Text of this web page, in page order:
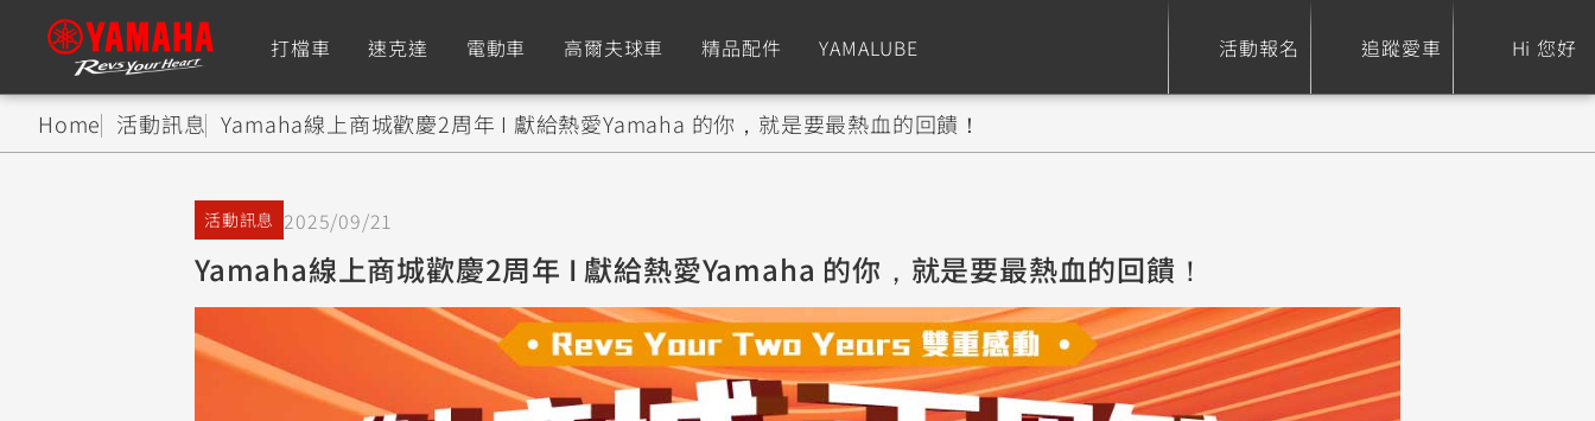
打檔車 速克達 電動車 高爾夫球車 精品配件 YAMALUBE 活動報名 追蹤愛車 Hi 您好
依風格 依排氣量
Super Sport
YZF-R9
550+
MT-09 Y-AMT
550+
MT-09
550+ 550+
依風格 依排氣量
Premium
TMAX
550+
CYGNUS XR
150
Limi
125
BW'S
125 125
追蹤愛車
我的愛車 瀏覽紀錄
Home 活動訊息 Yamaha線上商城歡慶2周年 I 獻給熱愛Yamaha 的你，就是要最熱血的回饋！
活動訊息 2025/09/21
Yamaha線上商城歡慶2周年 I 獻給熱愛Yamaha 的你，就是要最熱血的回饋！